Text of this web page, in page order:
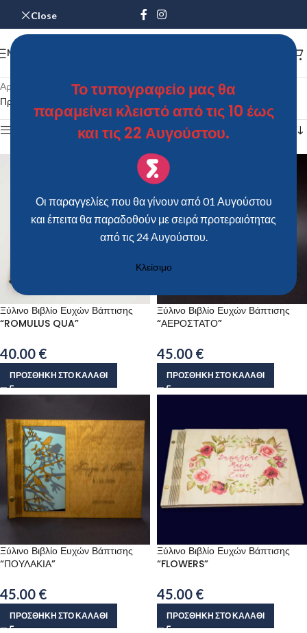
Close
Το τυπογραφείο μας θα
παραμείνει κλειστό από τις 10 έως
και τις 22 Αυγούστου.
Οι παραγγελίες που θα γίνουν από 01 Αυγούστου
και έπειτα θα παραδοθούν με σειρά προτεραιότητας
από τις 24 Αυγούστου.
Κλείσιμο
MENU
Αρχική σελίδα
Προϊόντα με ετικέτα “Ξύλινο Βιβλίο Ευχών”
Προβάλλονται όλα - 6 αποτελέσματα
Ξύλινο Βιβλίο Ευχών Βάπτισης
“ROMULUS QUA”
40.00 €
ΠΡΟΣΘΉΚΗ ΣΤΟ ΚΑΛΆΘΙ
Ξύλινο Βιβλίο Ευχών Βάπτισης
“ΑΕΡΟΣΤΑΤΟ”
45.00 €
ΠΡΟΣΘΉΚΗ ΣΤΟ ΚΑΛΆΘΙ
Ξύλινο Βιβλίο Ευχών Βάπτισης
“ΠΟΥΛΑΚΙΑ”
45.00 €
ΠΡΟΣΘΉΚΗ ΣΤΟ ΚΑΛΆΘΙ
Ξύλινο Βιβλίο Ευχών Βάπτισης
“FLOWERS”
45.00 €
ΠΡΟΣΘΉΚΗ ΣΤΟ ΚΑΛΆΘΙ